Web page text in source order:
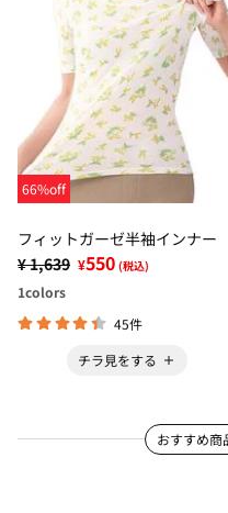
66%off
フィットガーゼ半袖インナー
¥ 1,639 ¥550 (税込)
1colors
45件
チラ見をする
おすすめ商